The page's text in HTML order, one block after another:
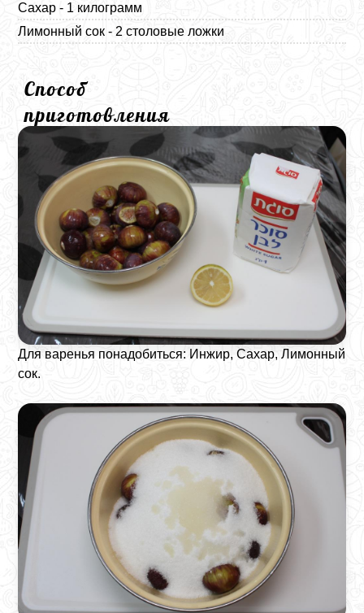
Сахар - 1 килограмм
Лимонный сок - 2 столовые ложки
Способ
приготовления
Для варенья понадобиться: Инжир, Сахар, Лимонный
сок.